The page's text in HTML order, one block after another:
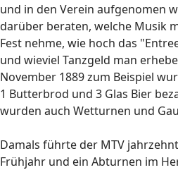
und in den Verein aufgenomen
darüber beraten, welche Musik
Fest nehme, wie hoch das
und wieviel Tanzgeld man
November 1889 zum Beispiel
1 Butterbrod und 3 Glas Bier
wurden auch Wetturnen und
Damals führte der MTV
Frühjahr und ein Abturnen im